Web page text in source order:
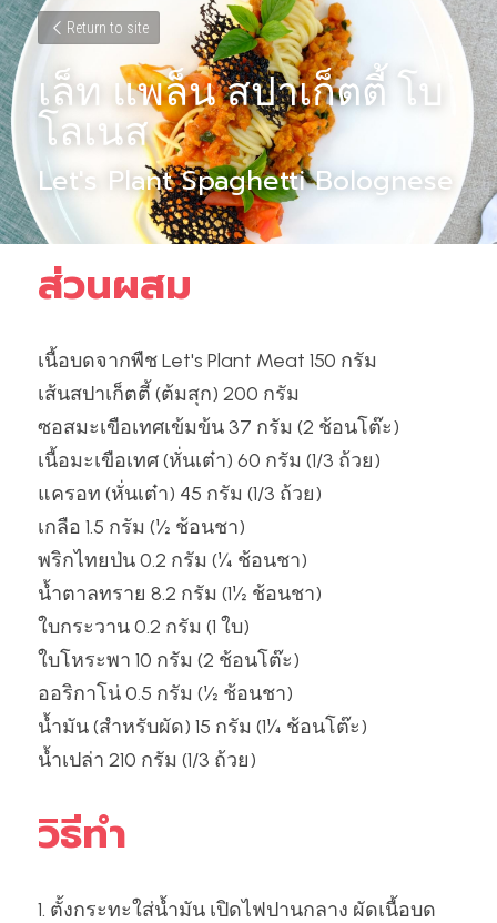
Return to site
เล็ท แพล็น สปาเก็ตตี้ โบ
โลเนส
Let's Plant Spaghetti Bolognese
ส่วนผสม
เนื้อบดจากพืช Let's Plant Meat 150 กรัม
เส้นสปาเก็ตตี้ (ต้มสุก) 200 กรัม
ซอสมะเขือเทศเข้มข้น 37 กรัม (2 ช้อนโต๊ะ)
เนื้อมะเขือเทศ (หั่นเต๋า) 60 กรัม (1/3 ถ้วย)
แครอท (หั่นเต๋า) 45 กรัม (1/3 ถ้วย)
เกลือ 1.5 กรัม (½ ช้อนชา)
พริกไทยป่น 0.2 กรัม (¼ ช้อนชา)
น้ำตาลทราย 8.2 กรัม (1½ ช้อนชา)
ใบกระวาน 0.2 กรัม (1 ใบ)
ใบโหระพา 10 กรัม (2 ช้อนโต๊ะ)
ออริกาโน่ 0.5 กรัม (½ ช้อนชา)
น้ำมัน (สำหรับผัด) 15 กรัม (1¼ ช้อนโต๊ะ)
น้ำเปล่า 210 กรัม (1/3 ถ้วย)
วิธีทำ
1. ตั้งกระทะใส่น้ำมัน เปิดไฟปานกลาง ผัดเนื้อบด